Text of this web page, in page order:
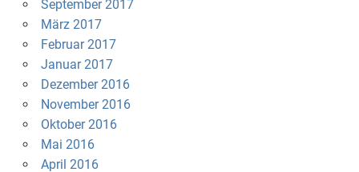
September 2017
März 2017
Februar 2017
Januar 2017
Dezember 2016
November 2016
Oktober 2016
Mai 2016
April 2016